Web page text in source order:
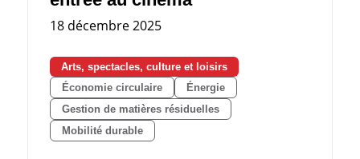
18 décembre 2025
Arts, spectacles, culture et loisirs
Économie circulaire
Énergie
Gestion de matières résiduelles
Mobilité durable